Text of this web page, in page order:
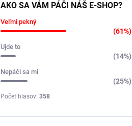
AKO SA VÁM PÁČI NÁŠ E-SHOP?
Veľmi pekný
(61%)
Ujde to
(14%)
Nepáči sa mi
(25%)
Počet hlasov: 358